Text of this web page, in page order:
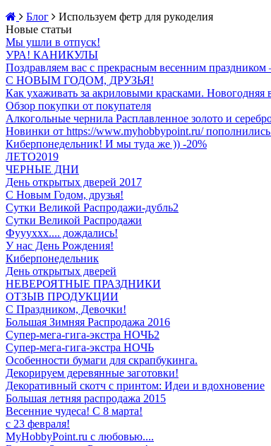
Блог
Используем фетр для рукоделия
Новые статьи
Мы ушли в отпуск!
УРА! КАНИКУЛЫ
Поздравляем вас с прекрасным весенним
С НОВЫМ ГОДОМ, ДРУЗЬЯ!
Как ухаживать за акриловыми красками. Новогодняя
Обзор покупки от покупателя
Алкогольные чернила Расплавленное золото и
Новинки от https://www.myhobbypoint.ru/
Киберпонедельник! И мы туда же )) -20%
ЛЕТО2019
ЧЕРНЫЕ ДНИ
День открытых дверей 2017
С Новым Годом, друзья!
Сутки Великой Распродажи-дубль2
Сутки Великой Распродажи
Фуууххх.... дождались!
У нас День Рождения!
Киберпонедельник
День открытых дверей
НЕВЕРОЯТНЫЕ ПРАЗДНИКИ
ОТЗЫВ ПРОДУКЦИИ
C Праздником, Девочки!
Большая Зимняя Распродажа 2016
Супер-мега-гига-экстра НОЧЬ2
Супер-мега-гига-экстра НОЧЬ
Особенности бумаги для скрапбукинга.
Декорируем деревянные заготовки!
Декоративный скотч с принтом: Идеи и вдохновение
Большая летняя распродажа 2015
Весенние чудеса! С 8 марта!
с 23 февраля!
MyHobbyPoint.ru с любовью....